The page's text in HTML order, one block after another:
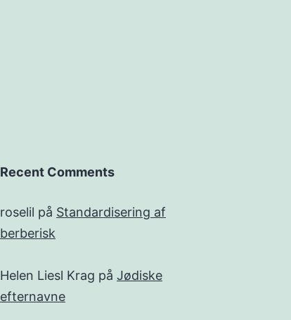
Recent Comments
roselil på Standardisering af
berberisk
Helen Liesl Krag på Jødiske
efternavne